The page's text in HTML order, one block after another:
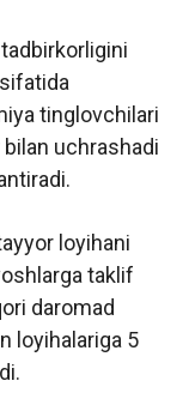
tinglovchilari
uchrashadi
loyihani
taklif
daromad
loyihalariga 5